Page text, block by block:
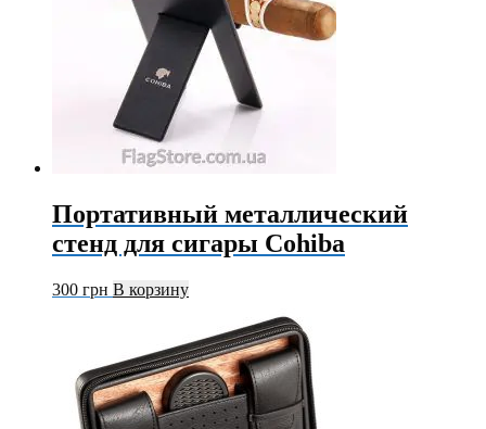
Портативный металлический
стенд для сигары Cohiba
300 грн В корзину